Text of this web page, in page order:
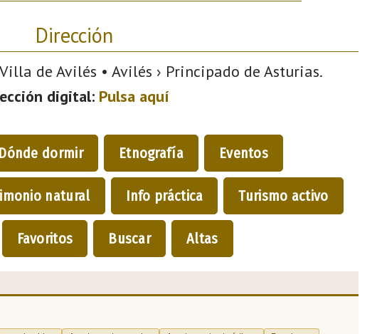
Dirección
de Avilés • Avilés › Principado de Asturias.
digital: Pulsa aquí
Dónde dormir Etnografía Eventos
natural Info práctica Turismo activo
Favoritos Buscar Altas